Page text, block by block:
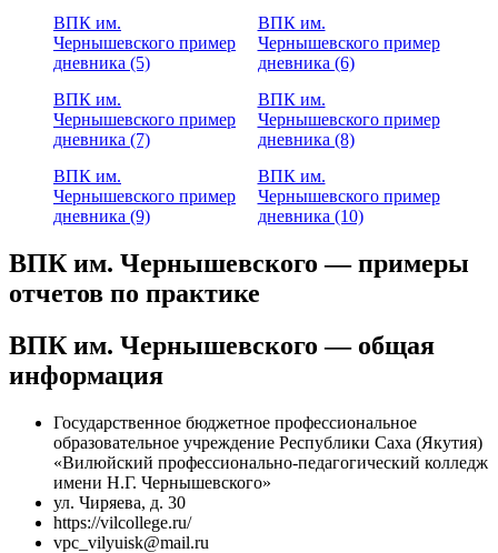
ВПК им.
Чернышевского пример
дневника (5)
ВПК им.
Чернышевского пример
дневника (6)
ВПК им.
Чернышевского пример
дневника (7)
ВПК им.
Чернышевского пример
дневника (8)
ВПК им.
Чернышевского пример
дневника (9)
ВПК им.
Чернышевского пример
дневника (10)
ВПК им. Чернышевского — примеры
отчетов по практике
ВПК им. Чернышевского — общая
информация
Государственное бюджетное профессиональное
образовательное учреждение Республики Саха (Якутия)
«Вилюйский профессионально-педагогический колледж
имени Н.Г. Чернышевского»
ул. Чиряева, д. 30
https://vilcollege.ru/
vpc_vilyuisk@mail.ru